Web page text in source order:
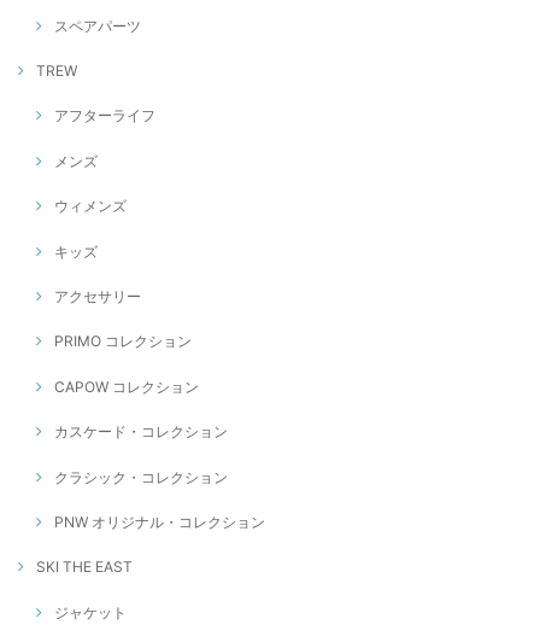
スペアパーツ
TREW
アフターライフ
メンズ
ウィメンズ
キッズ
アクセサリー
PRIMO コレクション
CAPOW コレクション
カスケード・コレクション
クラシック・コレクション
PNW オリジナル・コレクション
SKI THE EAST
ジャケット